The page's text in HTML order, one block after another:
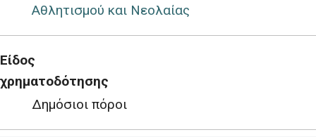
Αθλητισμού και Νεολαίας
Είδος
χρηματοδότησης
Δημόσιοι πόροι